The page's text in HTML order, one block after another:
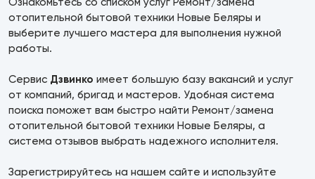
отопительной бытовой техники Новые Беляры и
выберите лучшего мастера для выполнения нужной
работы.
Сервис Дзвинко имеет большую базу вакансий и услуг
от компаний, бригад и мастеров. Удобная система
поиска поможет вам быстро найти Ремонт/замена
отопительной бытовой техники Новые Беляры, а
система отзывов выбрать надежного исполнителя.
Зарегистрируйтесь на нашем сайте и используйте